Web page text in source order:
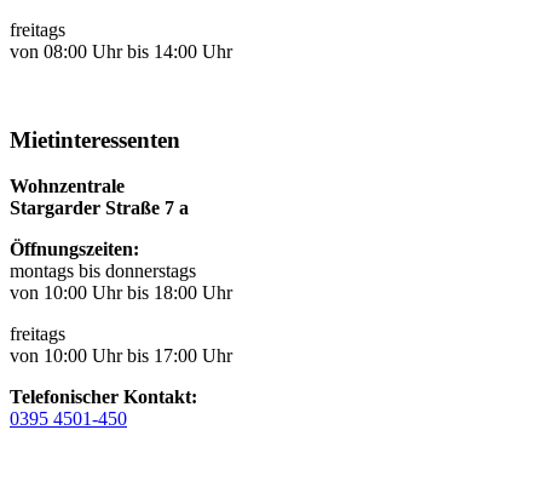
freitags
von 08:00 Uhr bis 14:00 Uhr
Mietinteressenten
Wohnzentrale
Stargarder Straße 7 a
Öffnungszeiten:
montags bis donnerstags
von 10:00 Uhr bis 18:00 Uhr
freitags
von 10:00 Uhr bis 17:00 Uhr
Telefonischer Kontakt:
0395 4501-450